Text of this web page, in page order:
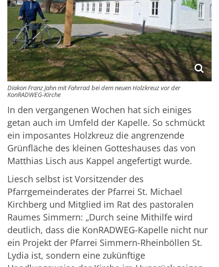
Diakon Franz Jahn mit Fahrrad bei dem neuen Holzkreuz vor der
KonRADWEG-Kirche
In den vergangenen Wochen hat sich einiges
getan auch im Umfeld der Kapelle. So schmückt
ein imposantes Holzkreuz die angrenzende
Grünfläche des kleinen Gotteshauses das von
Matthias Lisch aus Kappel angefertigt wurde.
Liesch selbst ist Vorsitzender des
Pfarrgemeinderates der Pfarrei St. Michael
Kirchberg und Mitglied im Rat des pastoralen
Raumes Simmern: „Durch seine Mithilfe wird
deutlich, dass die KonRADWEG-Kapelle nicht nur
ein Projekt der Pfarrei Simmern-Rheinböllen St.
Lydia ist, sondern eine zukünftige